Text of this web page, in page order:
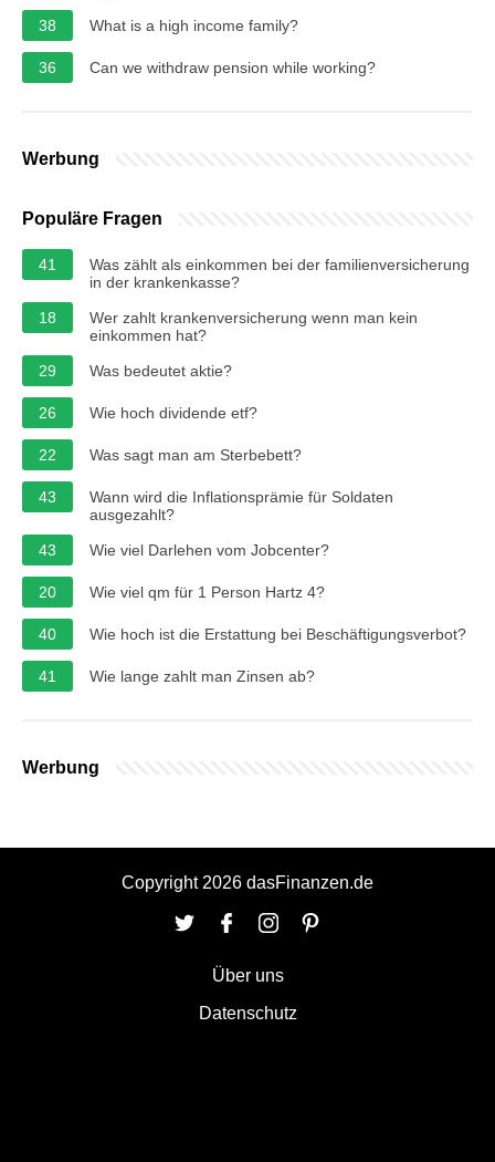
38
What is a high income family?
36 Can we withdraw pension while working?
Werbung
Populäre Fragen
41
Was zählt als einkommen bei der familienversicherung
in der krankenkasse?
18
Wer zahlt krankenversicherung wenn man kein
einkommen hat?
29
Was bedeutet aktie?
26 Wie hoch dividende etf?
22 Was sagt man am Sterbebett?
43
Wann wird die Inflationsprämie für Soldaten
ausgezahlt?
43
Wie viel Darlehen vom Jobcenter?
20 Wie viel qm für 1 Person Hartz 4?
40 Wie hoch ist die Erstattung bei Beschäftigungsverbot?
41 Wie lange zahlt man Zinsen ab?
Werbung
Copyright 2026 dasFinanzen.de
Über uns
Datenschutz